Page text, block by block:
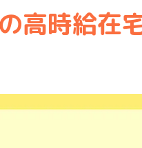
高時給在